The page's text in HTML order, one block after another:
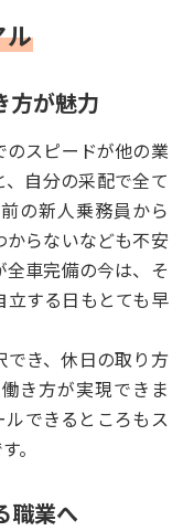
ル
方が魅力
スピードが他の業
自分の采配で全て
の新人乗務員から
らないなども不安
車完備の今は、そ
する日もとても早
き、休日の取り方
き方が実現できま
できるところもス
。
職業へ